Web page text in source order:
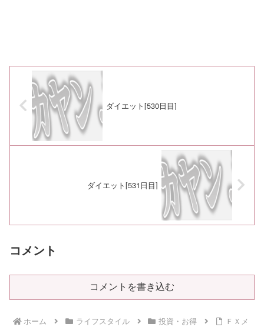
ダイエット[530日目]
ダイエット[531日目]
コメント
コメントを書き込む
ホーム ライフスタイル 投資・お得
ＦＸメ